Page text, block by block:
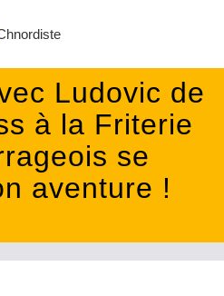
Ludovic de
à la Friterie
se
aventure !